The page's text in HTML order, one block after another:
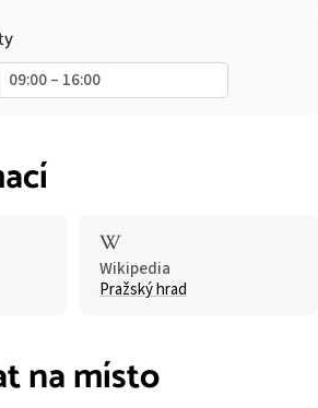
09:00 – 16:00
Wikipedia
Pražský hrad
na místo